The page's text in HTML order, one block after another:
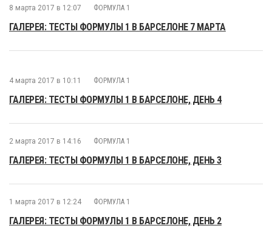
8 марта 2017 в 12:07 ФОРМУЛА 1
ГАЛЕРЕЯ: ТЕСТЫ ФОРМУЛЫ 1 В БАРСЕЛОНЕ 7 МАРТА
4 марта 2017 в 10:11 ФОРМУЛА 1
ГАЛЕРЕЯ: ТЕСТЫ ФОРМУЛЫ 1 В БАРСЕЛОНЕ, ДЕНЬ 4
2 марта 2017 в 14:16 ФОРМУЛА 1
ГАЛЕРЕЯ: ТЕСТЫ ФОРМУЛЫ 1 В БАРСЕЛОНЕ, ДЕНЬ 3
1 марта 2017 в 12:24 ФОРМУЛА 1
ГАЛЕРЕЯ: ТЕСТЫ ФОРМУЛЫ 1 В БАРСЕЛОНЕ, ДЕНЬ 2